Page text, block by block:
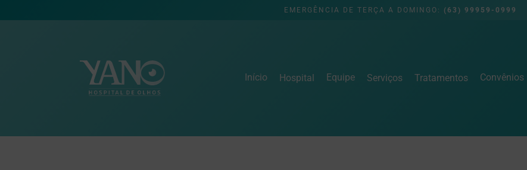
EMERGÊNCIA DE TERÇA A DOMINGO: (63) 99959-0999
Início Hospital Equipe Serviços Tratamentos Convênios